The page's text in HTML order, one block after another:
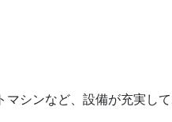
シンなど、設備が充実して